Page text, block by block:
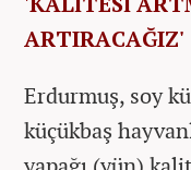
ARTIRACAĞIZ'
Erdurmuş, soy
küçükbaş